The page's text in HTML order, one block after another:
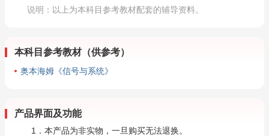
说明：以上为本科目参考教材配套的辅导资料。
本科目参考教材（供参考）
奥本海姆《信号与系统》
产品界面及功能
1．本产品为非实物，一旦购买无法退换。